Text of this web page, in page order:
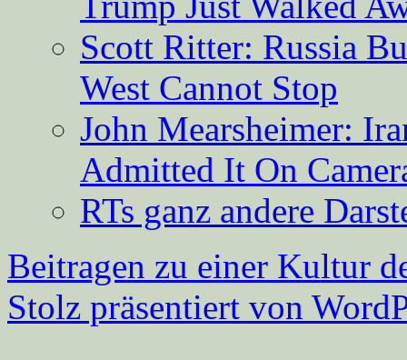
Scott Ritter: Russia
West Cannot Stop
John Mearsheimer:
Admitted It On
RTs ganz andere
Beitragen zu einer Kultur
Stolz präsentiert von